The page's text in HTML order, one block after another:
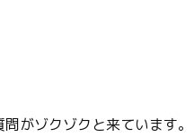
がゾクゾクと来ています。